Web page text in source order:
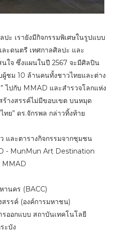
ะ เรายังมีกิจกรรมพิเศษในรูปแบบ
ะดนตรี เทศกาลศิลปะ และ
ใจ ซึ่งแผนในปี 2567 จะมีศิลปิน
ผู้ชม 10 ล้านคนทั้งชาวไทยและต่าง
ไปกับ MMAD และสำรวจโลกแห่ง
างสรรค์ไม่มีขอบเขต บนหมุด
ย” ดร.จักรพล กล่าวทิ้งท้าย
และตารางกิจกรรมจากชุมชน
- MunMun Art Destination
MMAD
านคร (BACC)
สรรค์ (องค์การมหาชน)
ออกแบบ สถาบันเทคโนโลยี
ะบัง